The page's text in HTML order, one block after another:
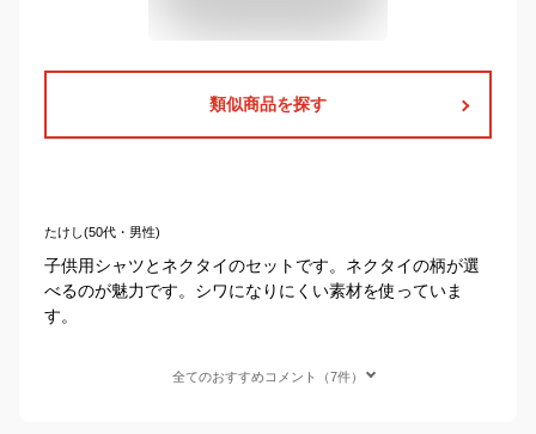
類似商品を探す
たけし(50代・男性)
子供用シャツとネクタイのセットです。ネクタイの柄が選
べるのが魅力です。シワになりにくい素材を使っていま
す。
全てのおすすめコメント（7件）